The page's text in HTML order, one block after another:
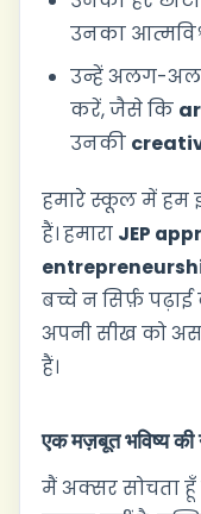
उनका
उन्हें अलग-
करें, जैसे कि
उनकी
हमारे स्कूल में हम
हैं। हमारा JEP
बच्चे न सिर्फ़
अपनी सीख को
हैं।
एक मज़बूत भविष्य की
मैं अक्सर सोचता हूँ